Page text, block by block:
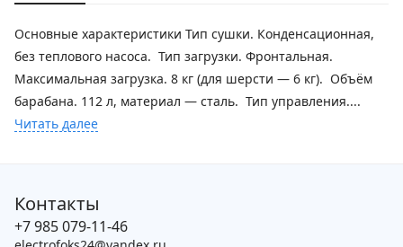
Основные характеристики Тип сушки. Конденсационная,
без теплового насоса. Тип загрузки. Фронтальная.
Максимальная загрузка. 8 кг (для шерсти — 6 кг). Объём
барабана. 112 л, материал — сталь. Тип управления....
Читать далее
Контакты
+7 985 079-11-46